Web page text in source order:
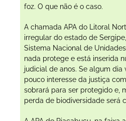
foz. O que não é o caso.
A chamada APA do Litoral
irregular do estado de
Sistema Nacional de
nada protege e está inserida
judicial de anos. Se algum dia
pouco interesse da justiça
sobrará para ser protegido e,
perda de biodiversidade será